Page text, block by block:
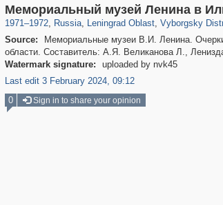
Мемориальный музей Ленина в
1971–1972, Russia
1,406,840 29,243
, Leningrad Oblast
38,974 592
, Vyborgsky
15,642 127
Source:
Мемориальные музеи В.И. Ленина.
области. Составитель: А.Я. Великанова Л.,
Watermark signature:
uploaded by nvk45
Last edit 3 February 2024, 09:12
0 Sign in to share your opinion